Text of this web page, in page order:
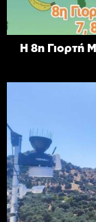
Η 8η Γιορτή